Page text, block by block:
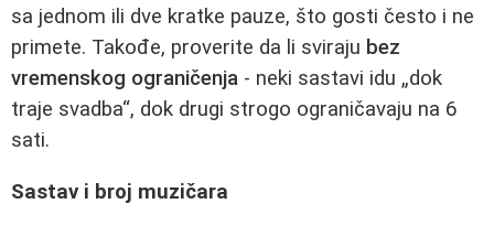
sa jednom ili dve kratke pauze, što gosti često i ne
primete. Takođe, proverite da li sviraju bez
vremenskog ograničenja - neki sastavi idu „dok
traje svadba“, dok drugi strogo ograničavaju na 6
sati.
Sastav i broj muzičara